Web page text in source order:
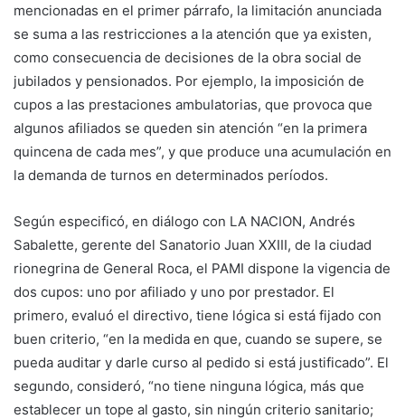
mencionadas en el primer párrafo, la limitación anunciada
se suma a las restricciones a la atención que ya existen,
como consecuencia de decisiones de la obra social de
jubilados y pensionados. Por ejemplo, la imposición de
cupos a las prestaciones ambulatorias, que provoca que
algunos afiliados se queden sin atención “en la primera
quincena de cada mes”, y que produce una acumulación en
la demanda de turnos en determinados períodos.
Según especificó, en diálogo con LA NACION, Andrés
Sabalette, gerente del Sanatorio Juan XXIII, de la ciudad
rionegrina de General Roca, el PAMI dispone la vigencia de
dos cupos: uno por afiliado y uno por prestador. El
primero, evaluó el directivo, tiene lógica si está fijado con
buen criterio, “en la medida en que, cuando se supere, se
pueda auditar y darle curso al pedido si está justificado”. El
segundo, consideró, “no tiene ninguna lógica, más que
establecer un tope al gasto, sin ningún criterio sanitario;